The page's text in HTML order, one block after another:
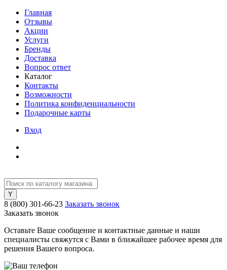
Главная
Отзывы
Акции
Услуги
Бренды
Доставка
Вопрос ответ
Каталог
Контакты
Возможности
Политика конфиденциальности
Подарочные карты
Вход
8 (800) 301-66-23 Заказать звонок
Заказать звонок
Оставьте Ваше сообщение и контактные данные и наши
специалисты свяжутся с Вами в ближайшее рабочее время для
решения Вашего вопроса.